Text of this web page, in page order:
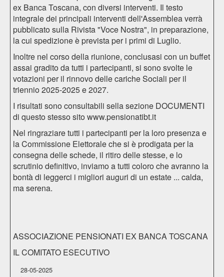
ex Banca Toscana, con diversi interventi. Il testo
integrale dei principali interventi dell'Assemblea verrà
pubblicato sulla Rivista "Voce Nostra", in preparazione,
la cui spedizione è prevista per i primi di Luglio.
Inoltre nel corso della riunione, conclusasi con un buffet
assai gradito da tutti i partecipanti, si sono svolte le
votazioni per il rinnovo delle cariche Sociali per il
triennio 2025-2025 e 2027.
I risultati sono consultabili sella sezione DOCUMENTI
di questo stesso sito www.pensionatibt.it
Nel ringraziare tutti i partecipanti per la loro presenza e
la Commissione Elettorale che si è prodigata per la
consegna delle schede, il ritiro delle stesse, e lo
scrutinio definitivo, inviamo a tutti coloro che avranno la
bontà di leggerci i migliori auguri di un estate ... calda,
ma serena.
ASSOCIAZIONE PENSIONATI EX BANCA TOSCANA
IL COMITATO ESECUTIVO
28-05-2025